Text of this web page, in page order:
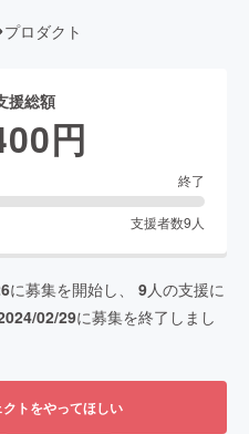
プロダクト
援総額
円
終了
支援者数9 人
に募集を開始し、 9人の支援に
02/29に募集を終了しまし
トをやってほしい